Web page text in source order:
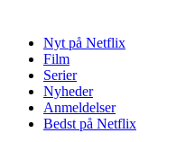
Nyt på Netflix
Film
Serier
Nyheder
Anmeldelser
Bedst på Netflix